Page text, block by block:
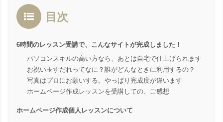
目次
6時間のレッスン受講で、こんなサイトが完成しました！
パソコンスキルの高い方なら、あとは自宅で仕上げられます
お祝い玉すだれってなに？誰がどんなときに利用するの？
写真はプロにお願いする。やっぱり完成度が違います
ホームページ作成レッスンを受講しての、ご感想
ホームページ作成個人レッスンについて